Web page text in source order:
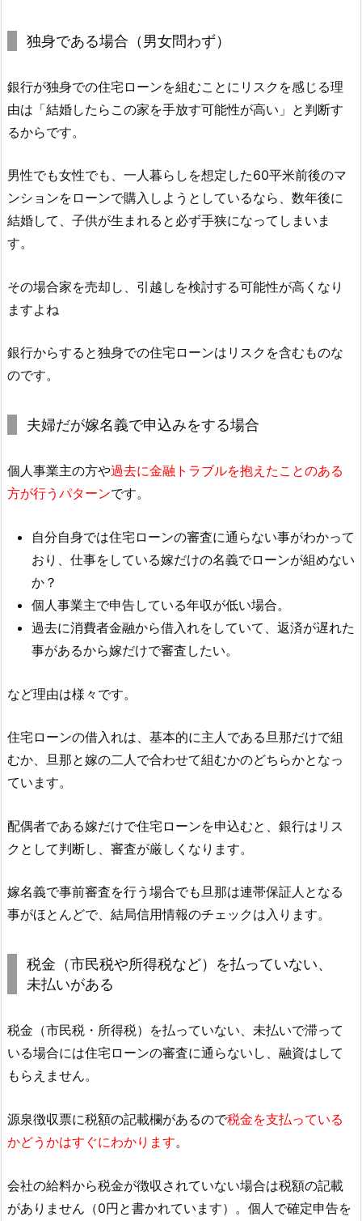
独身である場合（男女問わず）
銀行が独身での住宅ローンを組むことにリスクを感じる理
由は「結婚したらこの家を手放す可能性が高い」と判断す
るからです。
男性でも女性でも、一人暮らしを想定した60平米前後のマ
ンションをローンで購入しようとしているなら、数年後に
結婚して、子供が生まれると必ず手狭になってしまいま
す。
その場合家を売却し、引越しを検討する可能性が高くなり
ますよね
銀行からすると独身での住宅ローンはリスクを含むものな
のです。
夫婦だが嫁名義で申込みをする場合
個人事業主の方や過去に金融トラブルを抱えたことのある
方が行うパターンです。
自分自身では住宅ローンの審査に通らない事がわかって
おり、仕事をしている嫁だけの名義でローンが組めない
か？
個人事業主で申告している年収が低い場合。
過去に消費者金融から借入れをしていて、返済が遅れた
事があるから嫁だけで審査したい。
など理由は様々です。
住宅ローンの借入れは、基本的に主人である旦那だけで組
むか、旦那と嫁の二人で合わせて組むかのどちらかとなっ
ています。
配偶者である嫁だけで住宅ローンを申込むと、銀行はリス
クとして判断し、審査が厳しくなります。
嫁名義で事前審査を行う場合でも旦那は連帯保証人となる
事がほとんどで、結局信用情報のチェックは入ります。
税金（市民税や所得税など）を払っていない、
未払いがある
税金（市民税・所得税）を払っていない、未払いで滞って
いる場合には住宅ローンの審査に通らないし、融資はして
もらえません。
源泉徴収票に税額の記載欄があるので税金を支払っている
かどうかはすぐにわかります。
会社の給料から税金が徴収されていない場合は税額の記載
がありません（0円と書かれています）。個人で確定申告を